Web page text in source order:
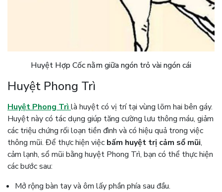
Huyệt Hợp Cốc nằm giữa ngón trỏ vài ngón cái
Huyệt Phong Trì
Huyệt Phong Trì là huyệt có vị trí tại vùng lõm hai bên gáy.
Huyệt này có tác dụng giúp tăng cường lưu thông máu, giảm
các triệu chứng rối loạn tiền đình và có hiệu quả trong việc
thông mũi. Để thực hiện việc bấm huyệt trị cảm sổ mũi,
cảm lạnh, sổ mũi bằng huyệt Phong Trì, bạn có thể thực hiện
các bước sau:
Mở rộng bàn tay và ôm lấy phần phía sau đầu.